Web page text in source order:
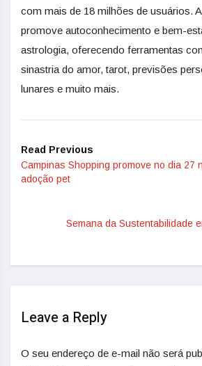
com mais de 18 milhões de usuários.
promove autoconhecimento e bem-
astrologia, oferecendo ferramentas
sinastria do amor, tarot, previsões
lunares e muito mais.
Read Previous
Campinas Shopping promove no dia 27
adoção pet
Semana da Sustentabilidade
Leave a Reply
O seu endereço de e-mail não será